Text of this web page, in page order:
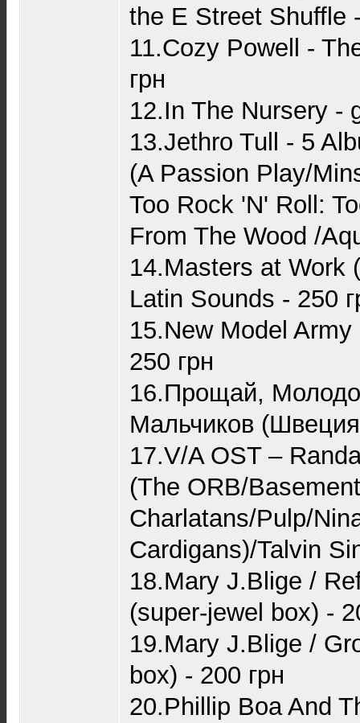
the E Street Shuffle
11.Cozy Powell -
грн
12.In The Nursery -
13.Jethro Tull - 5
(A Passion Play/
Too Rock 'N' Roll:
From The Wood /
14.Masters at Work
Latin Sounds - 250
15.New Model
250 грн
16.Прощай,
Мальчиков
17.V/A OST –
(The ORB/
Charlatans/Pulp/
Cardigans)/Talvin
18.Mary J.Blige /
(super-jewel box) -
19.Mary J.Blige /
box) - 200 грн
20.Phillip Boa And